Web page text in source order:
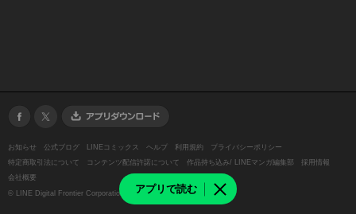
アプリで読む
お知らせ 公式ブログ LINEコミックス ヘルプ 利用規約
プライバシーポリシー
特定商取引法について
コンテンツ配信許諾について 作品持ち込み/ LINEマンガ編集部
採用情報
会社概要
© LINE Digital Frontier Corporation